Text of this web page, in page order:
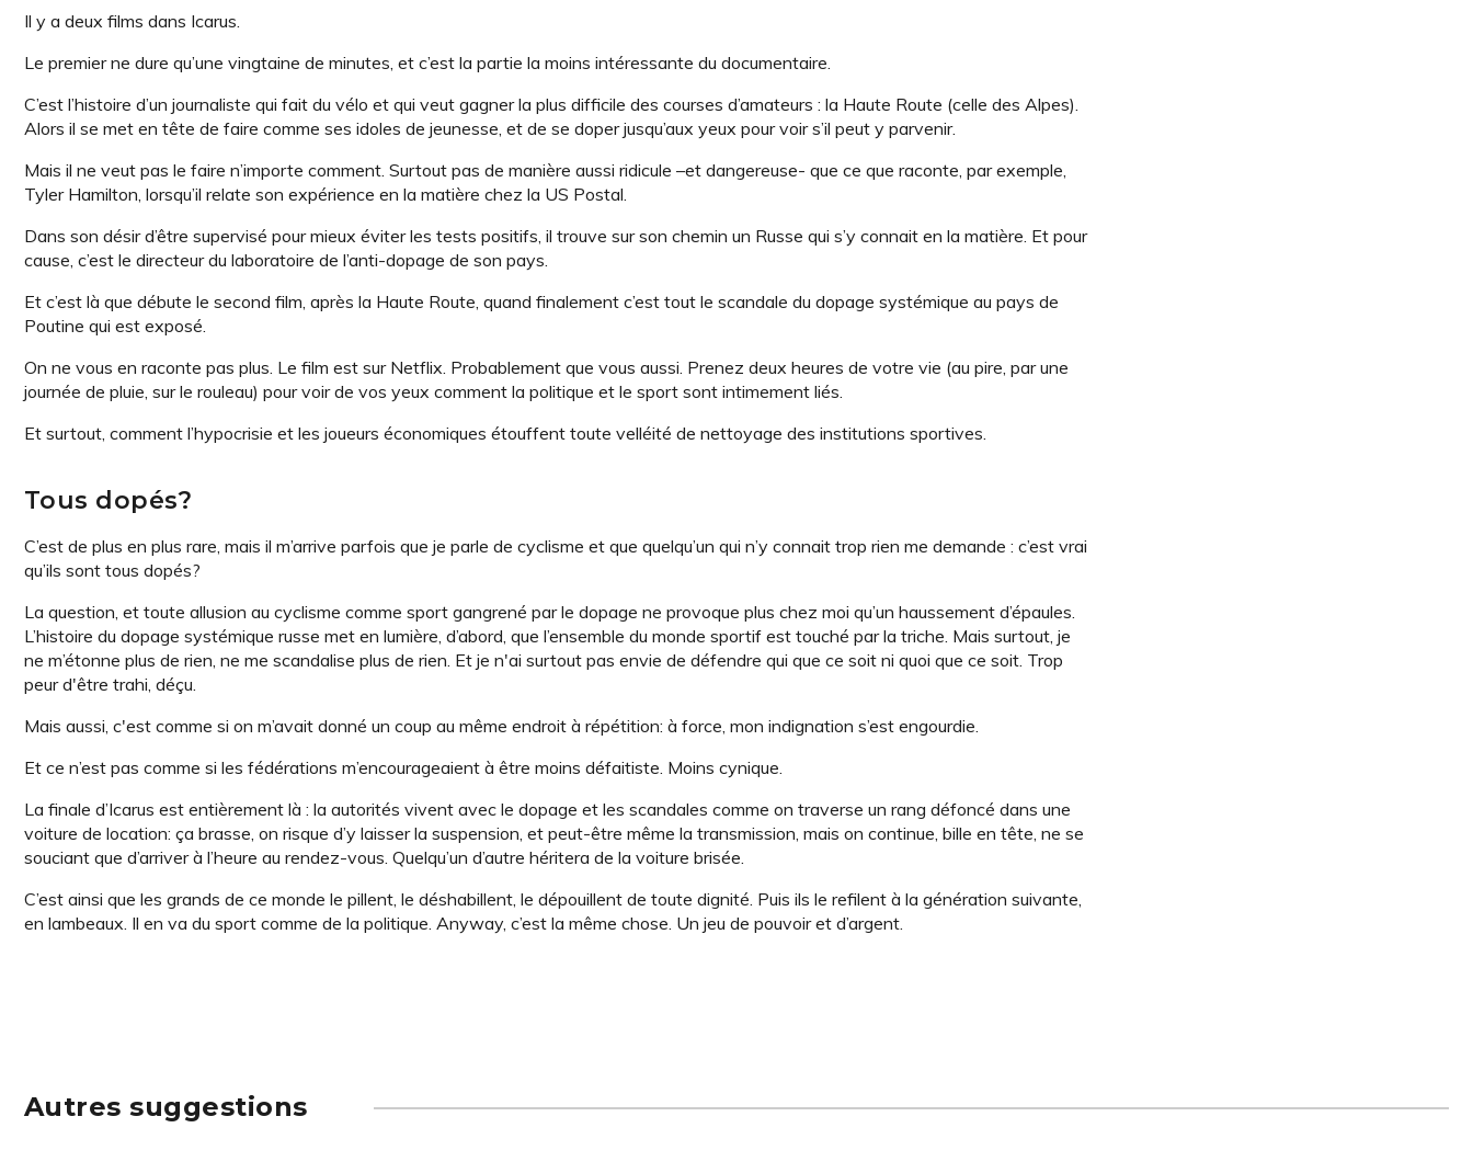
Il y a deux films dans Icarus.
Le premier ne dure qu’une vingtaine de minutes, et c’est la partie la moins intéressante du documentaire.
C’est l’histoire d’un journaliste qui fait du vélo et qui veut gagner la plus difficile des courses d’amateurs : la Haute Route (celle des Alpes).
Alors il se met en tête de faire comme ses idoles de jeunesse, et de se doper jusqu’aux yeux pour voir s’il peut y parvenir.
Mais il ne veut pas le faire n’importe comment. Surtout pas de manière aussi ridicule –et dangereuse- que ce que raconte, par exemple,
Tyler Hamilton, lorsqu’il relate son expérience en la matière chez la US Postal.
Dans son désir d’être supervisé pour mieux éviter les tests positifs, il trouve sur son chemin un Russe qui s’y connait en la matière. Et pour
cause, c’est le directeur du laboratoire de l’anti-dopage de son pays.
Et c’est là que débute le second film, après la Haute Route, quand finalement c’est tout le scandale du dopage systémique au pays de
Poutine qui est exposé.
On ne vous en raconte pas plus. Le film est sur Netflix. Probablement que vous aussi. Prenez deux heures de votre vie (au pire, par une
journée de pluie, sur le rouleau) pour voir de vos yeux comment la politique et le sport sont intimement liés.
Et surtout, comment l’hypocrisie et les joueurs économiques étouffent toute velléité de nettoyage des institutions sportives.
Tous dopés?
C’est de plus en plus rare, mais il m’arrive parfois que je parle de cyclisme et que quelqu’un qui n’y connait trop rien me demande : c’est vrai
qu’ils sont tous dopés?
La question, et toute allusion au cyclisme comme sport gangrené par le dopage ne provoque plus chez moi qu’un haussement d’épaules.
L’histoire du dopage systémique russe met en lumière, d’abord, que l’ensemble du monde sportif est touché par la triche. Mais surtout, je
ne m’étonne plus de rien, ne me scandalise plus de rien. Et je n'ai surtout pas envie de défendre qui que ce soit ni quoi que ce soit. Trop
peur d'être trahi, déçu.
Mais aussi, c'est comme si on m’avait donné un coup au même endroit à répétition: à force, mon indignation s’est engourdie.
Et ce n’est pas comme si les fédérations m’encourageaient à être moins défaitiste. Moins cynique.
La finale d’Icarus est entièrement là : la autorités vivent avec le dopage et les scandales comme on traverse un rang défoncé dans une
voiture de location: ça brasse, on risque d’y laisser la suspension, et peut-être même la transmission, mais on continue, bille en tête, ne se
souciant que d’arriver à l’heure au rendez-vous. Quelqu’un d’autre héritera de la voiture brisée.
C’est ainsi que les grands de ce monde le pillent, le déshabillent, le dépouillent de toute dignité. Puis ils le refilent à la génération suivante,
en lambeaux. Il en va du sport comme de la politique. Anyway, c’est la même chose. Un jeu de pouvoir et d’argent.
Autres suggestions